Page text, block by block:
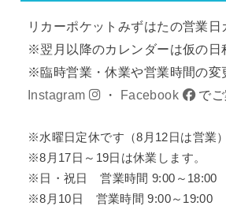
リカーポケットみずはたの営業日
※翌月以降のカレンダーは仮の日
※臨時営業・休業や営業時間の変
Instagram
・ Facebook でご
※水曜日定休です（8月12日は営業）
※8月17日～19日は休業します。
※日・祝日 営業時間 9:00～18:00
※8月10日 営業時間 9:00～19:00